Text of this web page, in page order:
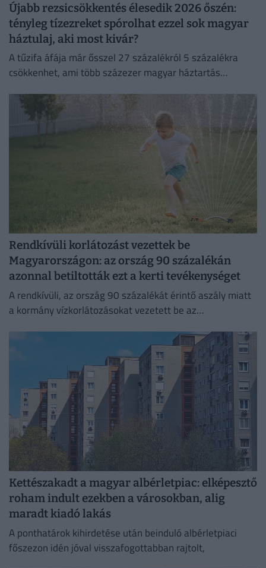
Újabb rezsicsökkentés élesedik 2026 őszén:
tényleg tízezreket spórolhat ezzel sok magyar
háztulaj, aki most kivár?
A tűzifa áfája már ősszel 27 százalékról 5 százalékra
csökkenhet, ami több százezer magyar háztartás
Rendkívüli korlátozást vezettek be
Magyarországon: az ország 90 százalékán
azonnal betiltották ezt a kerti tevékenységet
A rendkívüli, az ország 90 százalékát érintő aszály miatt
a kormány vízkorlátozásokat vezetett be az
biztosítása érdekében.
Kettészakadt a magyar albérletpiac: elképesztő
roham indult ezekben a városokban, alig
maradt kiadó lakás
A ponthatárok kihirdetése után beinduló albérletpiaci
főszezon idén jóval visszafogottabban rajtolt,